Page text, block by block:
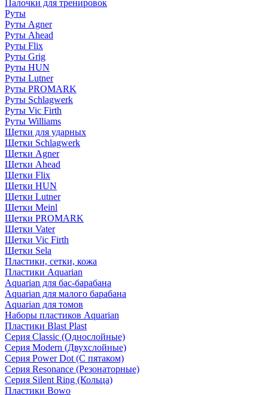
Палочки для тренировок
Руты
Руты Agner
Руты Ahead
Руты Flix
Руты Grig
Руты HUN
Руты Lutner
Руты PROMARK
Руты Schlagwerk
Руты Vic Firth
Руты Williams
Щетки для ударных
Щетки Schlagwerk
Щетки Agner
Щетки Ahead
Щетки Flix
Щетки HUN
Щетки Lutner
Щетки Meinl
Щетки PROMARK
Щетки Vater
Щетки Vic Firth
Щетки Sela
Пластики, сетки, кожа
Пластики Aquarian
Aquarian для бас-барабана
Aquarian для малого барабана
Aquarian для томов
Наборы пластиков Aquarian
Пластики Blast Plast
Серия Classic (Однослойные)
Серия Modern (Двухслойные)
Серия Power Dot (С пятаком)
Серия Resonance (Резонаторные)
Серия Silent Ring (Кольца)
Пластики Bowo